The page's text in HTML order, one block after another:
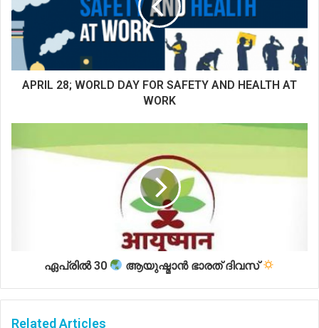
APRIL 28; WORLD DAY FOR SAFETY AND HEALTH AT
WORK
ഏപ്രിൽ 30 ആയുഷ്മാൻ ഭാരത് ദിവസ്
Related Articles